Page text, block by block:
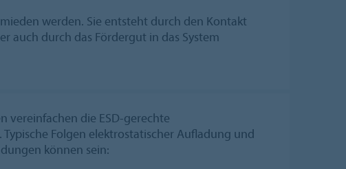
werden. Sie entsteht durch den Kontakt
auch durch das Fördergut in das System
vereinfachen die ESD-gerechte
Folgen elektrostatischer Aufladung und
können sein: